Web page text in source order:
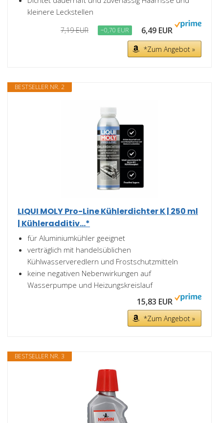
kleinere Leckstellen
7,19 EUR −0,70 EUR 6,49 EUR
*Zum Angebot »
BESTSELLER NR. 2
LIQUI MOLY Pro-Line Kühlerdichter K | 250 ml
| Kühleradditiv...*
für Aluminiumkühler geeignet
verträglich mit handelsüblichen
Kühlwasserveredlern und Frostschutzmitteln
keine negativen Nebenwirkungen auf
Wasserpumpe und Heizungskreislauf
15,83 EUR
*Zum Angebot »
BESTSELLER NR. 3